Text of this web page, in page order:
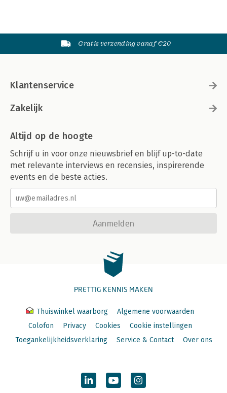
Gratis verzending vanaf €20
Klantenservice
Zakelijk
Altijd op de hoogte
Schrijf u in voor onze nieuwsbrief en blijf up-to-date
met relevante interviews en recensies, inspirerende
events en de beste acties.
Aanmelden
PRETTIG KENNIS MAKEN
Thuiswinkel waarborg
Algemene voorwaarden
Colofon
Privacy Cookies
Cookie instellingen
Toegankelijkheidsverklaring
Service & Contact Over ons